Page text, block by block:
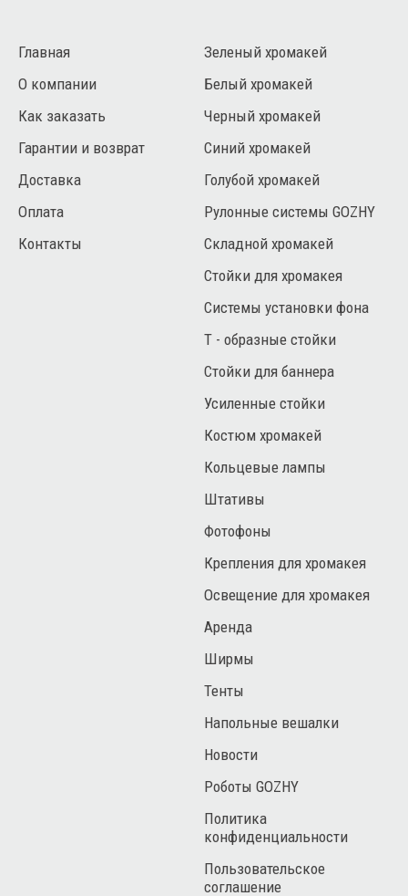
Главная
О компании
Как заказать
Гарантии и возврат
Доставка
Оплата
Контакты
Зеленый хромакей
Белый хромакей
Черный хромакей
Синий хромакей
Голубой хромакей
Рулонные системы GOZHY
Складной хромакей
Стойки для хромакея
Системы установки фона
Т - образные стойки
Стойки для баннера
Усиленные стойки
Костюм хромакей
Кольцевые лампы
Штативы
Фотофоны
Крепления для хромакея
Освещение для хромакея
Аренда
Ширмы
Тенты
Напольные вешалки
Новости
Роботы GOZHY
Политика
конфиденциальности
Пользовательское
соглашение